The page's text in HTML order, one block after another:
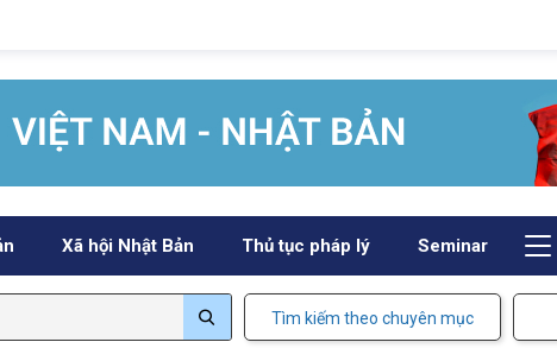
Xã hội Nhật Bản Thủ tục pháp lý Seminar
Tìm kiếm theo chuyên mục